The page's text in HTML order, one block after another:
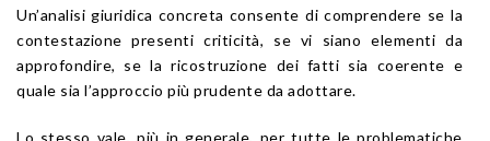
Un’analisi giuridica concreta consente di comprendere se la
contestazione presenti criticità, se vi siano elementi da
approfondire, se la ricostruzione dei fatti sia coerente e
quale sia l’approccio più prudente da adottare.
Lo stesso vale, più in generale, per tutte le problematiche